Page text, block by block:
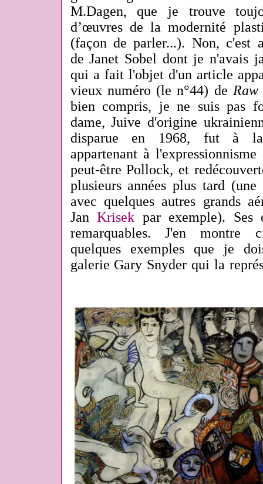
M.Dagen, que je trouve
d’œuvres de la modernité
(façon de parler...). Non, c'est
de Janet Sobel dont je n'avais
qui a fait l'objet d'un article
vieux numéro (le n°44) de
bien compris, je ne suis pas
dame, Juive d'origine
disparue en 1968, fut à
appartenant à
peut-être Pollock, et
plusieurs années plus tard
avec quelques autres grands
JanKrisek par exemple).
remarquables. J'en montre
quelques exemples que je
galerie Gary Snyder qui la